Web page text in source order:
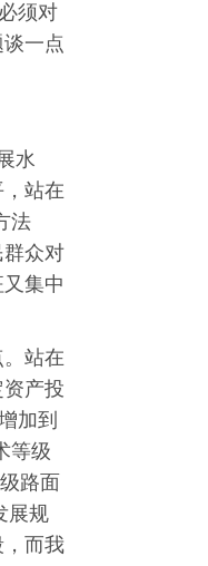
须对
一点
水
站在
法
众对
集中
站在
产投
加到
等级
路面
展规
而我